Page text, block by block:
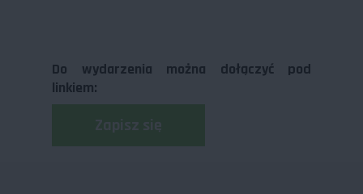
Do wydarzenia można dołączyć pod
linkiem: